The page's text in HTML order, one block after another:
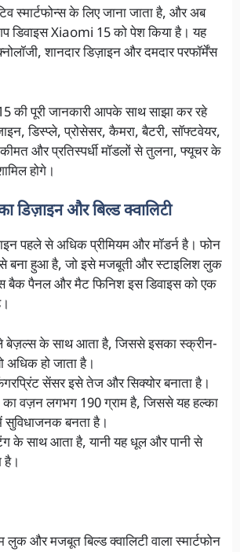
स्मार्टफोन्स के लिए जाना जाता है, और अब
डिवाइस Xiaomi 15 को पेश किया है। यह
शानदार डिज़ाइन और दमदार परफॉर्मेंस
की पूरी जानकारी आपके साथ साझा कर रहे
डिस्प्ले, प्रोसेसर, कैमरा, बैटरी, सॉफ्टवेयर,
और प्रतिस्पर्धी मॉडलों से तुलना, फ्यूचर के
होगे।
डिज़ाइन और बिल्ड क्वालिटी
पहले से अधिक प्रीमियम और मॉडर्न है। फोन
से बना हुआ है, जो इसे मजबूती और स्टाइलिश लुक
बैक पैनल और मैट फिनिश इस डिवाइस को एक
बेज़ल्स के साथ आता है, जिससे इसका स्क्रीन-
अधिक हो जाता है।
सेंसर इसे तेज और सिक्योर बनाता है।
वज़न लगभग 190 ग्राम है, जिससे यह हल्का
सुविधाजनक बनता है।
के साथ आता है, यानी यह धूल और पानी से
है।
और मजबूत बिल्ड क्वालिटी वाला स्मार्टफोन